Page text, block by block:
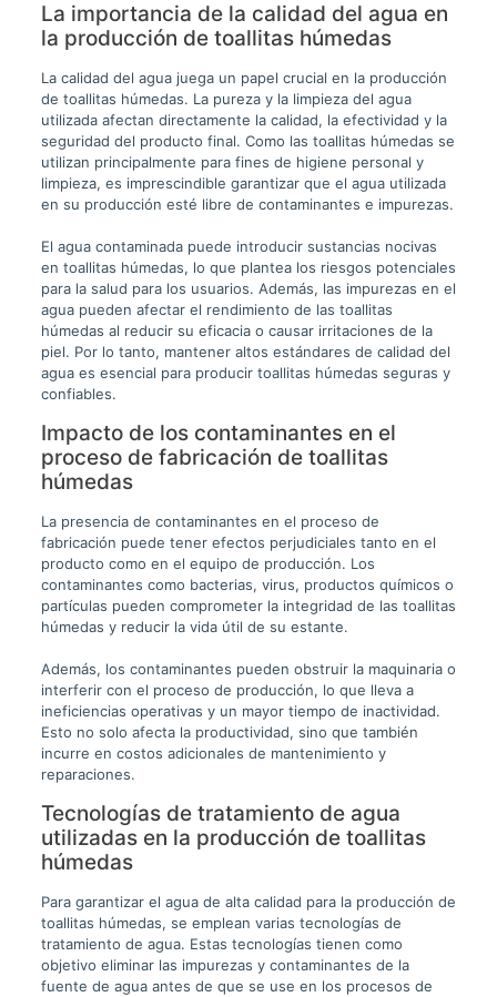
La importancia de la calidad del agua en
la producción de toallitas húmedas
La calidad del agua juega un papel crucial en la producción
de toallitas húmedas. La pureza y la limpieza del agua
utilizada afectan directamente la calidad, la efectividad y la
seguridad del producto final. Como las toallitas húmedas se
utilizan principalmente para fines de higiene personal y
limpieza, es imprescindible garantizar que el agua utilizada
en su producción esté libre de contaminantes e impurezas.
El agua contaminada puede introducir sustancias nocivas
en toallitas húmedas, lo que plantea los riesgos potenciales
para la salud para los usuarios. Además, las impurezas en el
agua pueden afectar el rendimiento de las toallitas
húmedas al reducir su eficacia o causar irritaciones de la
piel. Por lo tanto, mantener altos estándares de calidad del
agua es esencial para producir toallitas húmedas seguras y
confiables.
Impacto de los contaminantes en el
proceso de fabricación de toallitas
húmedas
La presencia de contaminantes en el proceso de
fabricación puede tener efectos perjudiciales tanto en el
producto como en el equipo de producción. Los
contaminantes como bacterias, virus, productos químicos o
partículas pueden comprometer la integridad de las toallitas
húmedas y reducir la vida útil de su estante.
Además, los contaminantes pueden obstruir la maquinaria o
interferir con el proceso de producción, lo que lleva a
ineficiencias operativas y un mayor tiempo de inactividad.
Esto no solo afecta la productividad, sino que también
incurre en costos adicionales de mantenimiento y
reparaciones.
Tecnologías de tratamiento de agua
utilizadas en la producción de toallitas
húmedas
Para garantizar el agua de alta calidad para la producción de
toallitas húmedas, se emplean varias tecnologías de
tratamiento de agua. Estas tecnologías tienen como
objetivo eliminar las impurezas y contaminantes de la
fuente de agua antes de que se use en los procesos de